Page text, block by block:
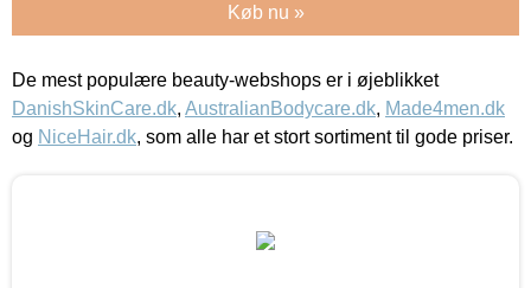
Køb nu »
De mest populære beauty-webshops er i øjeblikket
DanishSkinCare.dk, AustralianBodycare.dk, Made4men.dk
og NiceHair.dk, som alle har et stort sortiment til gode priser.